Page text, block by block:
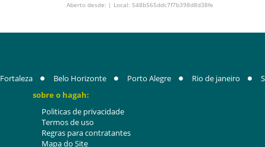
Aberto desde: | Local: 548b565ddc7f7b398d8d38fe
Fortaleza Belo Horizonte Porto Alegre Rio de janeiro
sobre o hagah:
Politicas de privacidade
Termos de uso
Regras para contratantes
Mapa do Site